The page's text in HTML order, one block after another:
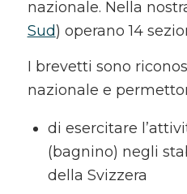
nazionale. Nella
Sud) operano 14
I brevetti sono
nazionale e
di esercitare
(bagnino) negli
della Svizzera